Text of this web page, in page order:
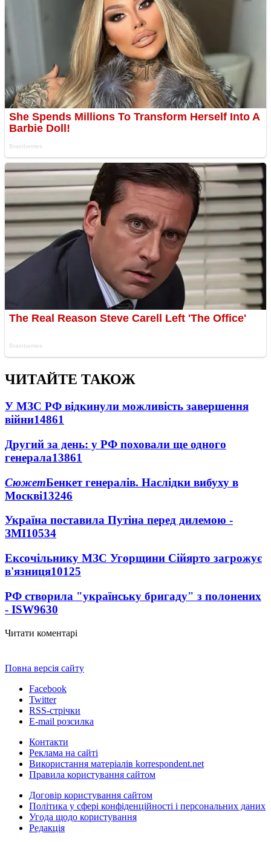
ЧИТАЙТЕ ТАКОЖ
У МЗС РФ відкинули можливість завершення
війни14861
Другий за день: у РФ поховали ще одного
генерала13861
СюжетБенкет генералів. Наслідки вибуху в
Москві13246
Україна поставила Путіна перед дилемою -
ЗМІ10534
Ексочільнику МЗС Угорщини Сійярто загрожує
в'язниця10125
РФ створила "українську бригаду" з полонених
- ISW9630
Читати коментарі
Повна версія сайту
Facebook
Twitter
RSS-стрічки
E-mail розсилка
Контакти
Реклама на сайті
Використання матеріалів korrespondent.net
Правила користування сайтом
Договір користування сайтом
Політика у сфері конфіденційності і персональних даних
Угода щодо користування
Редакція